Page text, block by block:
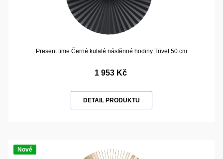
Present time Černé kulaté nástěnné hodiny Trivet 50 cm
1 953 Kč
DETAIL PRODUKTU
Nové